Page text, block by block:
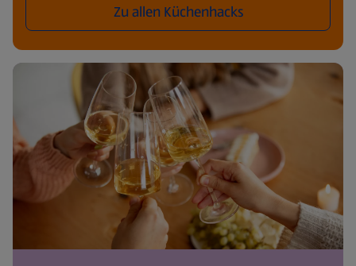
Zu allen Küchenhacks